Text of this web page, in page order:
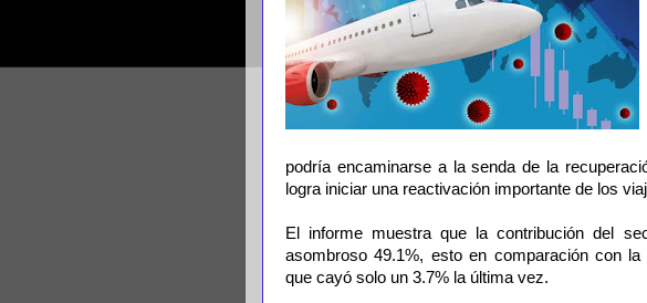
podría encaminarse a la senda de la
logra iniciar una reactivación importante de los
El informe muestra que la contribución del
asombroso 49.1%, esto en comparación con
que cayó solo un 3.7% la última vez.